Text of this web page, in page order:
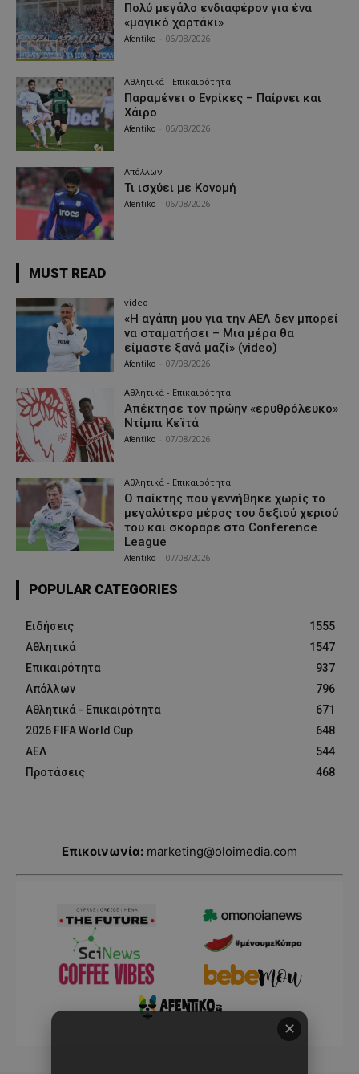
Πολύ μεγάλο ενδιαφέρον για ένα
«μαγικό χαρτάκι»
Afentiko 06/08/2026
Αθλητικά - Επικαιρότητα
Παραμένει ο Ενρίκες – Παίρνει και
Χάιρο
Afentiko 06/08/2026
Απόλλων
Τι ισχύει με Κονομή
Afentiko 06/08/2026
MUST READ
video
«Η αγάπη μου για την ΑΕΛ δεν μπορεί
να σταματήσει – Μια μέρα θα
είμαστε ξανά μαζί» (video)
Afentiko 07/08/2026
Αθλητικά - Επικαιρότητα
Απέκτησε τον πρώην «ερυθρόλευκο»
Ντίμπι Κεϊτά
Afentiko 07/08/2026
Αθλητικά - Επικαιρότητα
Ο παίκτης που γεννήθηκε χωρίς το
μεγαλύτερο μέρος του δεξιού χεριού
του και σκόραρε στο Conference
League
Afentiko 07/08/2026
POPULAR CATEGORIES
Ειδήσεις
1555
Αθλητικά
1547
Επικαιρότητα
937
Απόλλων
796
Αθλητικά - Επικαιρότητα
671
2026 FIFA World Cup
648
ΑΕΛ
544
Προτάσεις
468
Επικοινωνία: marketing@oloimedia.com
✕